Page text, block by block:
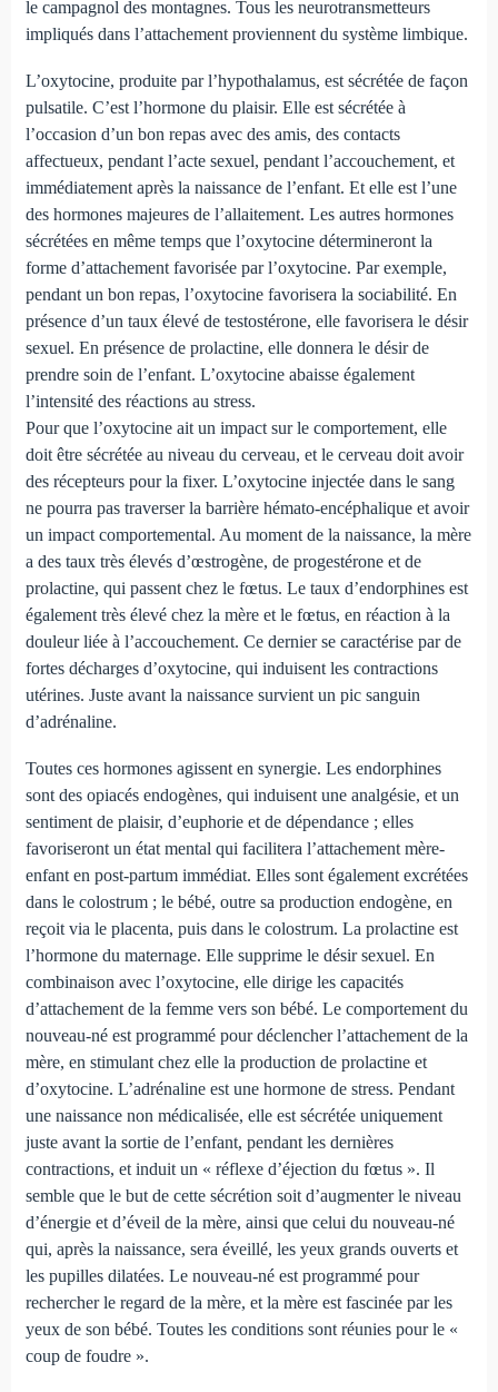
le campagnol des montagnes. Tous les neurotransmetteurs
impliqués dans l’attachement proviennent du système limbique.
L’oxytocine, produite par l’hypothalamus, est sécrétée de façon
pulsatile. C’est l’hormone du plaisir. Elle est sécrétée à
l’occasion d’un bon repas avec des amis, des contacts
affectueux, pendant l’acte sexuel, pendant l’accouchement, et
immédiatement après la naissance de l’enfant. Et elle est l’une
des hormones majeures de l’allaitement. Les autres hormones
sécrétées en même temps que l’oxytocine détermineront la
forme d’attachement favorisée par l’oxytocine. Par exemple,
pendant un bon repas, l’oxytocine favorisera la sociabilité. En
présence d’un taux élevé de testostérone, elle favorisera le désir
sexuel. En présence de prolactine, elle donnera le désir de
prendre soin de l’enfant. L’oxytocine abaisse également
l’intensité des réactions au stress.
Pour que l’oxytocine ait un impact sur le comportement, elle
doit être sécrétée au niveau du cerveau, et le cerveau doit avoir
des récepteurs pour la fixer. L’oxytocine injectée dans le sang
ne pourra pas traverser la barrière hémato-encéphalique et avoir
un impact comportemental. Au moment de la naissance, la mère
a des taux très élevés d’œstrogène, de progestérone et de
prolactine, qui passent chez le fœtus. Le taux d’endorphines est
également très élevé chez la mère et le fœtus, en réaction à la
douleur liée à l’accouchement. Ce dernier se caractérise par de
fortes décharges d’oxytocine, qui induisent les contractions
utérines. Juste avant la naissance survient un pic sanguin
d’adrénaline.
Toutes ces hormones agissent en synergie. Les endorphines
sont des opiacés endogènes, qui induisent une analgésie, et un
sentiment de plaisir, d’euphorie et de dépendance ; elles
favoriseront un état mental qui facilitera l’attachement mère-
enfant en post-partum immédiat. Elles sont également excrétées
dans le colostrum ; le bébé, outre sa production endogène, en
reçoit via le placenta, puis dans le colostrum. La prolactine est
l’hormone du maternage. Elle supprime le désir sexuel. En
combinaison avec l’oxytocine, elle dirige les capacités
d’attachement de la femme vers son bébé. Le comportement du
nouveau-né est programmé pour déclencher l’attachement de la
mère, en stimulant chez elle la production de prolactine et
d’oxytocine. L’adrénaline est une hormone de stress. Pendant
une naissance non médicalisée, elle est sécrétée uniquement
juste avant la sortie de l’enfant, pendant les dernières
contractions, et induit un « réflexe d’éjection du fœtus ». Il
semble que le but de cette sécrétion soit d’augmenter le niveau
d’énergie et d’éveil de la mère, ainsi que celui du nouveau-né
qui, après la naissance, sera éveillé, les yeux grands ouverts et
les pupilles dilatées. Le nouveau-né est programmé pour
rechercher le regard de la mère, et la mère est fascinée par les
yeux de son bébé. Toutes les conditions sont réunies pour le «
coup de foudre ».